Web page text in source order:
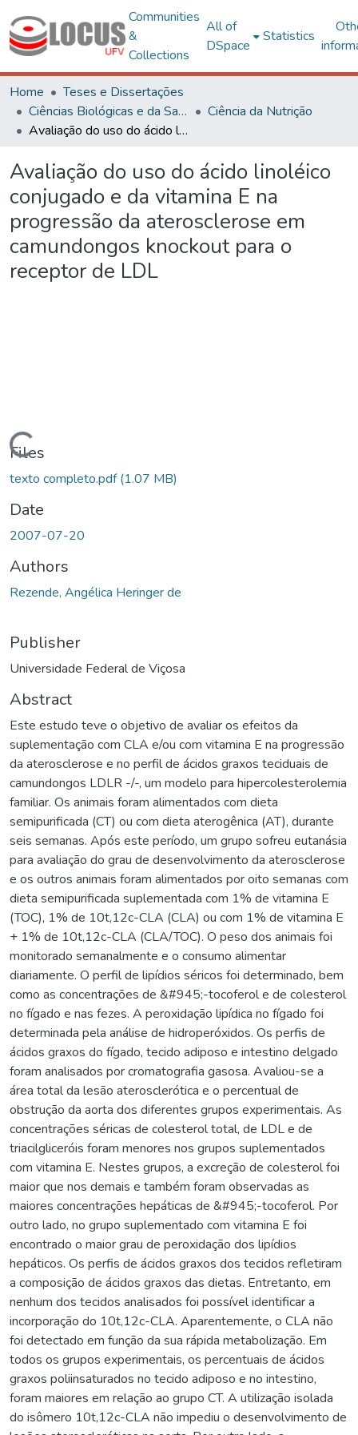
Communities
&
Collections
All of
DSpace
Statistics
Home
Teses e Dissertações
Ciências Biológicas e da Saúde
Ciência da Nutrição
Avaliação do uso do ácido linoléico conjugado e da vitamina E na progressão da aterosclerose em camundongos knockout para o receptor de LDL
Avaliação do uso do ácido linoléico
conjugado e da vitamina E na
progressão da aterosclerose em
camundongos knockout para o
receptor de LDL
Files
texto completo.pdf(1.07 MB)
Date
2007-07-20
Authors
Rezende, Angélica Heringer de
Publisher
Universidade Federal de Viçosa
Abstract
Este estudo teve o objetivo de avaliar os efeitos da
suplementação com CLA e/ou com vitamina E na progressão
da aterosclerose e no perfil de ácidos graxos teciduais de
camundongos LDLR -/-, um modelo para hipercolesterolemia
familiar. Os animais foram alimentados com dieta
semipurificada (CT) ou com dieta aterogênica (AT), durante
seis semanas. Após este período, um grupo sofreu eutanásia
para avaliação do grau de desenvolvimento da aterosclerose
e os outros animais foram alimentados por oito semanas com
dieta semipurificada suplementada com 1% de vitamina E
(TOC), 1% de 10t,12c-CLA (CLA) ou com 1% de vitamina E
+ 1% de 10t,12c-CLA (CLA/TOC). O peso dos animais foi
monitorado semanalmente e o consumo alimentar
diariamente. O perfil de lipídios séricos foi determinado, bem
como as concentrações de &#945;-tocoferol e de colesterol
no fígado e nas fezes. A peroxidação lipídica no fígado foi
determinada pela análise de hidroperóxidos. Os perfis de
ácidos graxos do fígado, tecido adiposo e intestino delgado
foram analisados por cromatografia gasosa. Avaliou-se a
área total da lesão aterosclerótica e o percentual de
obstrução da aorta dos diferentes grupos experimentais. As
concentrações séricas de colesterol total, de LDL e de
triacilgliceróis foram menores nos grupos suplementados
com vitamina E. Nestes grupos, a excreção de colesterol foi
maior que nos demais e também foram observadas as
maiores concentrações hepáticas de &#945;-tocoferol. Por
outro lado, no grupo suplementado com vitamina E foi
encontrado o maior grau de peroxidação dos lipídios
hepáticos. Os perfis de ácidos graxos dos tecidos refletiram
a composição de ácidos graxos das dietas. Entretanto, em
nenhum dos tecidos analisados foi possível identificar a
incorporação do 10t,12c-CLA. Aparentemente, o CLA não
foi detectado em função da sua rápida metabolização. Em
todos os grupos experimentais, os percentuais de ácidos
graxos poliinsaturados no tecido adiposo e no intestino,
foram maiores em relação ao grupo CT. A utilização isolada
do isômero 10t,12c-CLA não impediu o desenvolvimento de